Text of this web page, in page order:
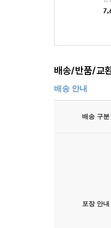
배송/반품/교
배송 안내
배송 구분
포장 안내